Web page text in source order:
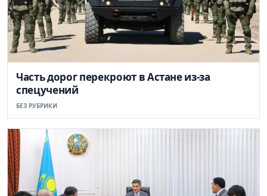
Часть дорог перекроют в Астане из-за
спецучений
БЕЗ РУБРИКИ